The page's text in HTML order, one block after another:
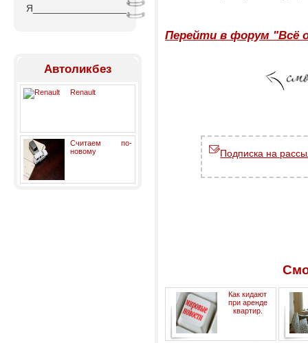
Я_________________
Автоликбез
Renault
Считаем по-
новому
Перейти в форум "Всё
Подписка на
Как кидают
при аренде
квартир.